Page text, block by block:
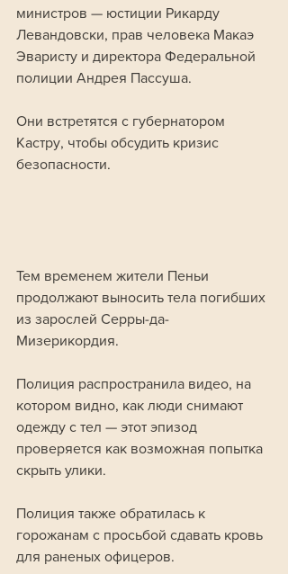
министров — юстиции Рикарду
Левандовски, прав человека Макаэ
Эваристу и директора Федеральной
полиции Андрея Пассуша.
Они встретятся с губернатором
Кастру, чтобы обсудить кризис
безопасности.
Тем временем жители Пеньи
продолжают выносить тела погибших
из зарослей Серры-да-
Мизерикордия.
Полиция распространила видео, на
котором видно, как люди снимают
одежду с тел — этот эпизод
проверяется как возможная попытка
скрыть улики.
Полиция также обратилась к
горожанам с просьбой сдавать кровь
для раненых офицеров.